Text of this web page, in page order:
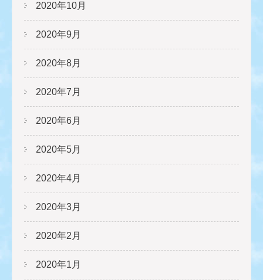
2020年10月
2020年9月
2020年8月
2020年7月
2020年6月
2020年5月
2020年4月
2020年3月
2020年2月
2020年1月